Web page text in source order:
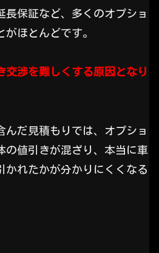
長保証など、多くのオプショ
ほとんどです。
交渉を難しくする原因となり
んだ見積もりでは、オプショ
の値引きが混ざり、本当に車
かれたかが分かりにくくなる